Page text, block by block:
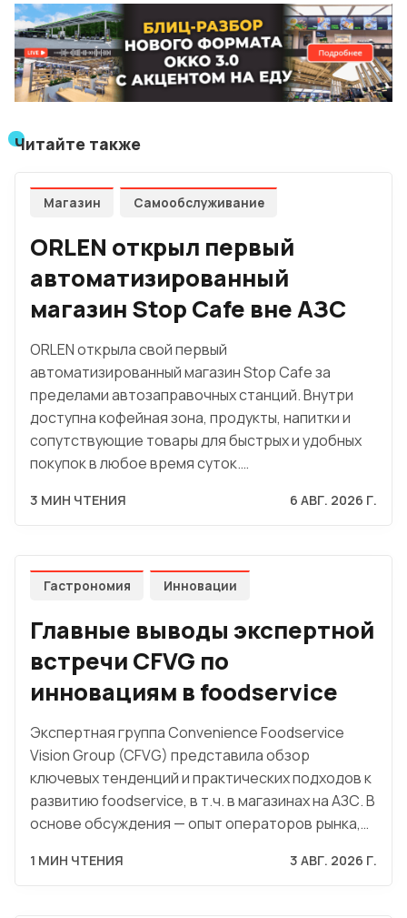
Читайте также
Магазин Самообслуживание
ORLEN открыл первый
автоматизированный
магазин Stop Cafe вне АЗС
ORLEN открыла свой первый
автоматизированный магазин Stop Cafe за
пределами автозаправочных станций. Внутри
доступна кофейная зона, продукты, напитки и
сопутствующие товары для быстрых и удобных
покупок в любое время суток.…
3 МИН ЧТЕНИЯ 6 АВГ. 2026 Г.
Гастрономия Инновации
Главные выводы экспертной
встречи CFVG по
инновациям в foodservice
Экспертная группа Convenience Foodservice
Vision Group (CFVG) представила обзор
ключевых тенденций и практических подходов к
развитию foodservice, в т.ч. в магазинах на АЗС. В
основе обсуждения — опыт операторов рынка,…
1 МИН ЧТЕНИЯ 3 АВГ. 2026 Г.